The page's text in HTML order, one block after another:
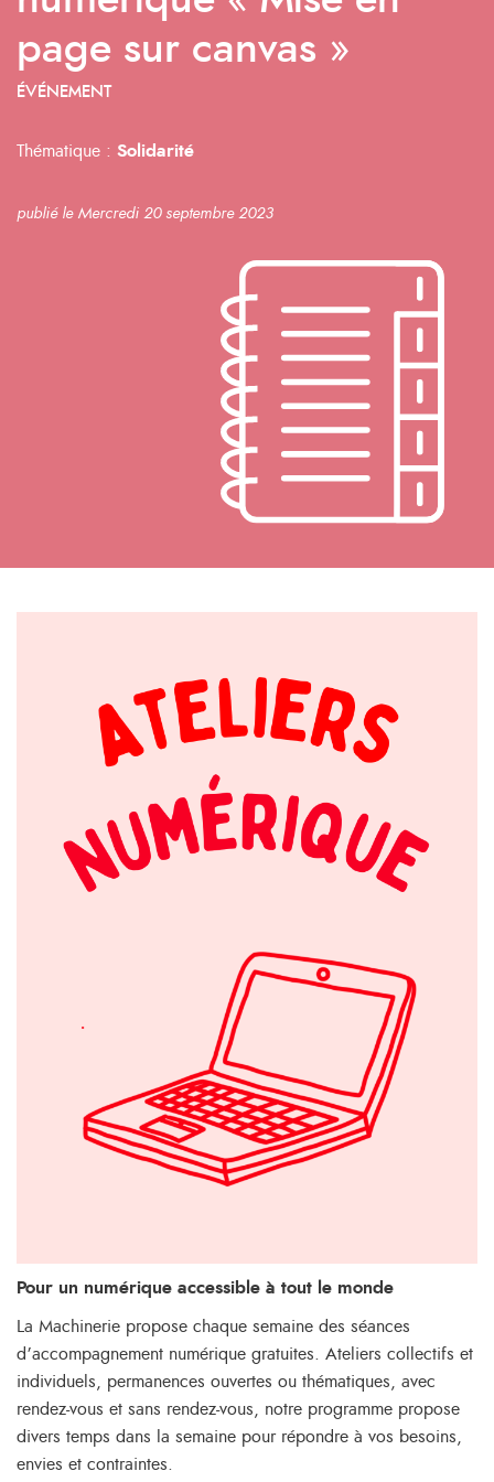
page sur canvas »
ÉVÉNEMENT
Thématique : Solidarité
publié le Mercredi 20 septembre 2023
Pour un numérique accessible à tout le monde
La Machinerie propose chaque semaine des séances
d’accompagnement numérique gratuites. Ateliers collectifs et
individuels, permanences ouvertes ou thématiques, avec
rendez-vous et sans rendez-vous, notre programme propose
divers temps dans la semaine pour répondre à vos besoins,
envies et contraintes.